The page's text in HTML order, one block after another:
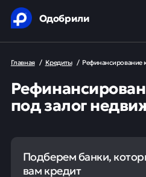
Одобрили
Главная / Кредиты / Рефинансирование
под залог
Подберем банки,
вам кредит